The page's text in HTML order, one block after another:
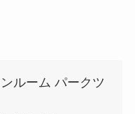
ルーム パークツ